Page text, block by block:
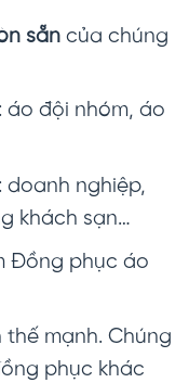
sẵn của chúng
đội nhóm, áo
nghiệp,
khách sạn…
Đồng phục áo
mạnh. Chúng
phục khác